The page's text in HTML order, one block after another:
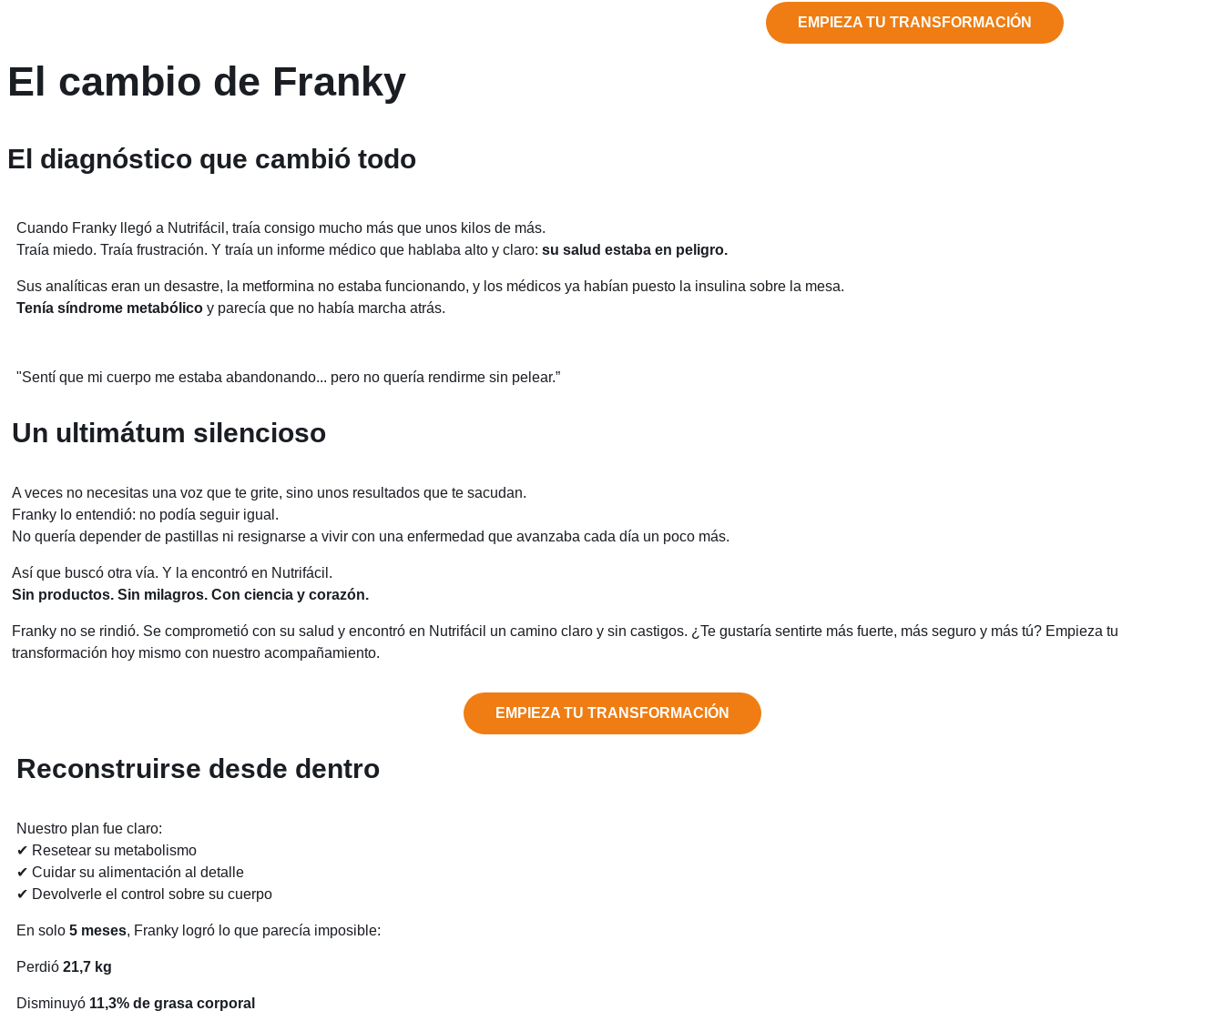
EMPIEZA TU TRANSFORMACIÓN
El cambio de Franky
El diagnóstico que cambió todo
Cuando Franky llegó a Nutrifácil, traía consigo mucho más que unos kilos de más.
Traía miedo. Traía frustración. Y traía un informe médico que hablaba alto y claro: su salud estaba en peligro.
Sus analíticas eran un desastre, la metformina no estaba funcionando, y los médicos ya habían puesto la insulina sobre la mesa.
Tenía síndrome metabólico y parecía que no había marcha atrás.
"Sentí que mi cuerpo me estaba abandonando... pero no quería rendirme sin pelear.”
Un ultimátum silencioso
A veces no necesitas una voz que te grite, sino unos resultados que te sacudan.
Franky lo entendió: no podía seguir igual.
No quería depender de pastillas ni resignarse a vivir con una enfermedad que avanzaba cada día un poco más.
Así que buscó otra vía. Y la encontró en Nutrifácil.
Sin productos. Sin milagros. Con ciencia y corazón.
Franky no se rindió. Se comprometió con su salud y encontró en Nutrifácil un camino claro y sin castigos. ¿Te gustaría sentirte más fuerte, más seguro y más tú? Empieza tu
transformación hoy mismo con nuestro acompañamiento.
EMPIEZA TU TRANSFORMACIÓN
Reconstruirse desde dentro
Nuestro plan fue claro:
✔ Resetear su metabolismo
✔ Cuidar su alimentación al detalle
✔ Devolverle el control sobre su cuerpo
En solo 5 meses, Franky logró lo que parecía imposible:
Perdió 21,7 kg
Disminuyó 11,3% de grasa corporal